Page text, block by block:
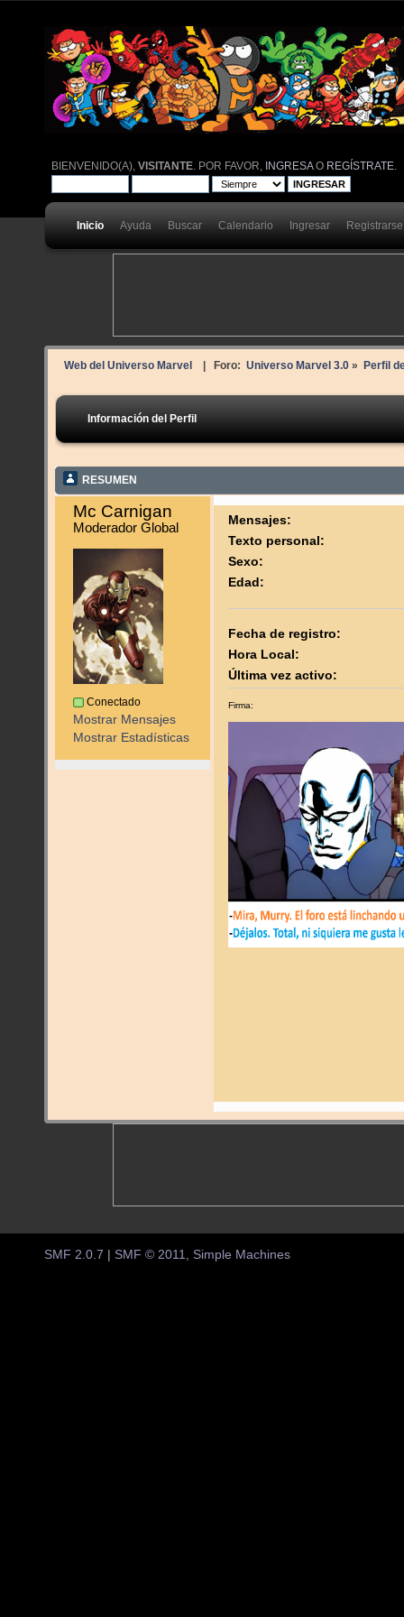
BIENVENIDO(A),VISITANTE . POR FAVOR, INGRESAO REGÍSTRATE
Inicio Ayuda Buscar Calendario Ingresar Registrarse
Web del Universo Marvel | Foro: Universo Marvel 3.0» Perfil
Información del Perfil
RESUMEN
Mc Carnigan
Moderador Global
Conectado
Mostrar Mensajes
Mostrar Estadísticas
Mensajes:
Texto personal:
Sexo:
Edad:
Fecha de registro:
Hora Local:
Última vez activo:
Firma:
SMF 2.0.7 SMF © 2011, Simple Machines